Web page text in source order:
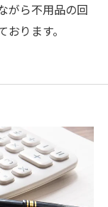
がら不用品の回
ります。